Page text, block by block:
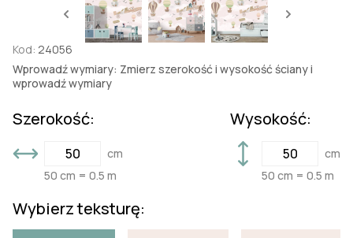
Kod: 24056
Wprowadź wymiary: Zmierz szerokość i wysokość ściany i
wprowadź wymiary
Szerokość:
cm
50 cm = 0.5 m
Wysokość:
cm
50 cm = 0.5 m
Wybierz teksturę: